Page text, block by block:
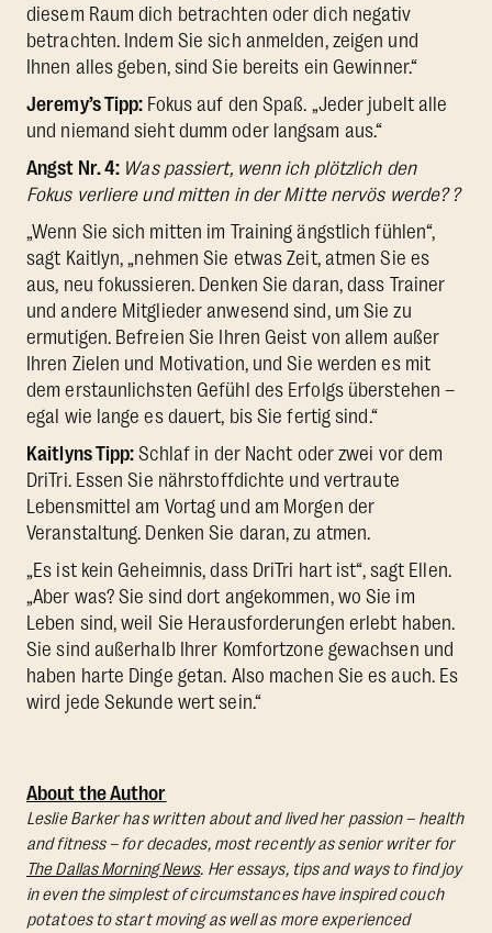
diesem Raum dich betrachten oder dich negativ
betrachten. Indem Sie sich anmelden, zeigen und
Ihnen alles geben, sind Sie bereits ein Gewinner.“
Jeremy’s Tipp: Fokus auf den Spaß. „Jeder jubelt alle
und niemand sieht dumm oder langsam aus.“
Angst Nr. 4: Was passiert, wenn ich plötzlich den
Fokus verliere und mitten in der Mitte nervös werde? ?
„Wenn Sie sich mitten im Training ängstlich fühlen“,
sagt Kaitlyn, „nehmen Sie etwas Zeit, atmen Sie es
aus, neu fokussieren. Denken Sie daran, dass Trainer
und andere Mitglieder anwesend sind, um Sie zu
ermutigen. Befreien Sie Ihren Geist von allem außer
Ihren Zielen und Motivation, und Sie werden es mit
dem erstaunlichsten Gefühl des Erfolgs überstehen –
egal wie lange es dauert, bis Sie fertig sind.“
Kaitlyns Tipp: Schlaf in der Nacht oder zwei vor dem
DriTri. Essen Sie nährstoffdichte und vertraute
Lebensmittel am Vortag und am Morgen der
Veranstaltung. Denken Sie daran, zu atmen.
„Es ist kein Geheimnis, dass DriTri hart ist“, sagt Ellen.
„Aber was? Sie sind dort angekommen, wo Sie im
Leben sind, weil Sie Herausforderungen erlebt haben.
Sie sind außerhalb Ihrer Komfortzone gewachsen und
haben harte Dinge getan. Also machen Sie es auch. Es
wird jede Sekunde wert sein.“
About the Author
Leslie Barker has written about and lived her passion – health
and fitness – for decades, most recently as senior writer for
The Dallas Morning News. Her essays, tips and ways to find joy
in even the simplest of circumstances have inspired couch
potatoes to start moving as well as more experienced